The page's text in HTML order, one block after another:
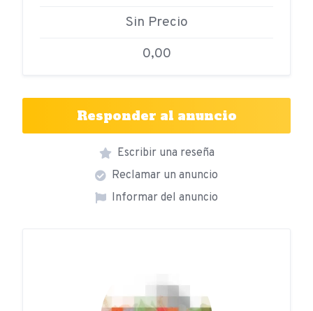
Sin Precio
0,00
Responder al anuncio
Escribir una reseña
Reclamar un anuncio
Informar del anuncio